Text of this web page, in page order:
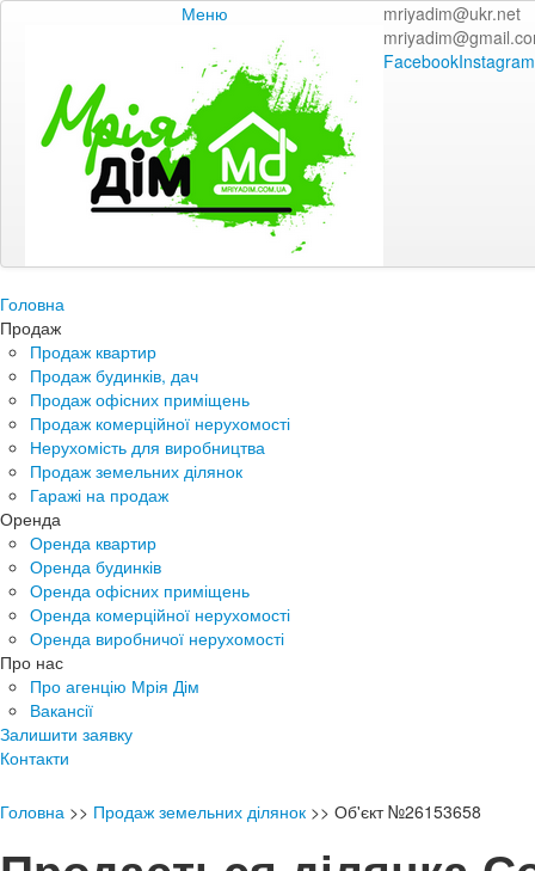
Меню
mriyadim@ukr.net
FacebookInstagram
Головна
Продаж
Продаж квартир
Продаж будинків, дач
Продаж офісних приміщень
Продаж комерційної нерухомості
Нерухомість для виробництва
Продаж земельних ділянок
Гаражі на продаж
Оренда
Оренда квартир
Оренда будинків
Оренда офісних приміщень
Оренда комерційної нерухомості
Оренда виробничої нерухомості
Про нас
Про агенцію Мрія Дім
Вакансії
Залишити заявку
Контакти
Головна >> Продаж земельних ділянок >> Об'єкт №26153658